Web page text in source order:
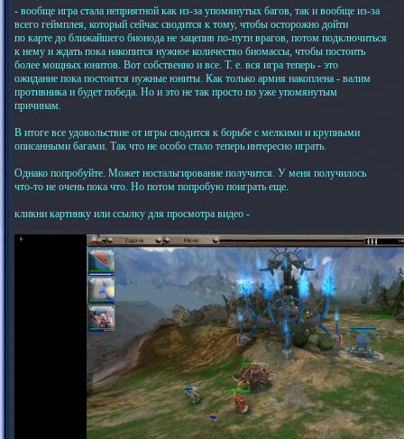
- вообще игра стала неприятной как из-за упомянутых багов, так и вообще из-за
всего геймплея, который сейчас сводится к тому, чтобы осторожно дойти
по карте до ближайшего бионода не зацепив по-пути врагов, потом подключиться
к нему и ждать пока накопится нужное количество биомассы, чтобы постоить
более мощных юнитов. Вот собственно и все. Т. е. вся игра теперь - это
ожидание пока постоятся нужные юниты. Как только армия накоплена - валим
противника и будет победа. Но и это не так просто по уже упомянутым
причинам.
В итоге все удовольствие от игры сводится к борьбе с мелкими и крупными
описанными багами. Так что не особо стало теперь интересно играть.
Однако попробуйте. Может ностальгирование получится. У меня получилось
что-то не очень пока что. Но потом попробую поиграть еще.
кликни картинку или ссылку для просмотра видео -